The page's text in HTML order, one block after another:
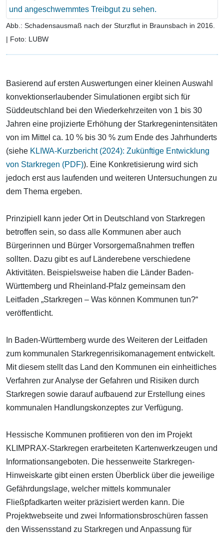
Abb.: Schadensausmaß nach der Sturzflut in Braunsbach in 2016.
| Foto: LUBW
Basierend auf ersten Auswertungen einer kleinen Auswahl
konvektionserlaubender Simulationen ergibt sich für
Süddeutschland bei den Wiederkehrzeiten von 1 bis 30
Jahren eine projizierte Erhöhung der Starkregenintensitäten
von im Mittel ca. 10 % bis 30 % zum Ende des Jahrhunderts
(siehe KLIWA-Kurzbericht (2024): Zukünftige Entwicklung
von Starkregen (PDF)). Eine Konkretisierung wird sich
jedoch erst aus laufenden und weiteren Untersuchungen zu
dem Thema ergeben.
Prinzipiell kann jeder Ort in Deutschland von Starkregen
betroffen sein, so dass alle Kommunen aber auch
Bürgerinnen und Bürger Vorsorgemaßnahmen treffen
sollten. Dazu gibt es auf Länderebene verschiedene
Aktivitäten. Beispielsweise haben die Länder Baden-
Württemberg und Rheinland-Pfalz gemeinsam den
Leitfaden „Starkregen – Was können Kommunen tun?“
veröffentlicht.
In Baden-Württemberg wurde des Weiteren der Leitfaden
zum kommunalen Starkregenrisikomanagement entwickelt.
Mit diesem stellt das Land den Kommunen ein einheitliches
Verfahren zur Analyse der Gefahren und Risiken durch
Starkregen sowie darauf aufbauend zur Erstellung eines
kommunalen Handlungskonzeptes zur Verfügung.
Hessische Kommunen profitieren von den im Projekt
KLIMPRAX-Starkregen erarbeiteten Kartenwerkzeugen und
Informationsangeboten. Die hessenweite Starkregen-
Hinweiskarte gibt einen ersten Überblick über die jeweilige
Gefährdungslage, welcher mittels kommunaler
Fließpfadkarten weiter präzisiert werden kann. Die
Projektwebseite und zwei Informationsbroschüren fassen
den Wissensstand zu Starkregen und Anpassung für